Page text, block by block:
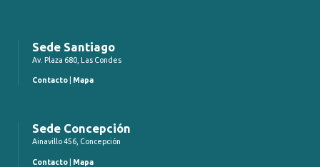
Sede Santiago
Av. Plaza 680, Las Condes
Contacto Mapa
Sede Concepción
Ainavillo 456, Concepción
Contacto Mapa